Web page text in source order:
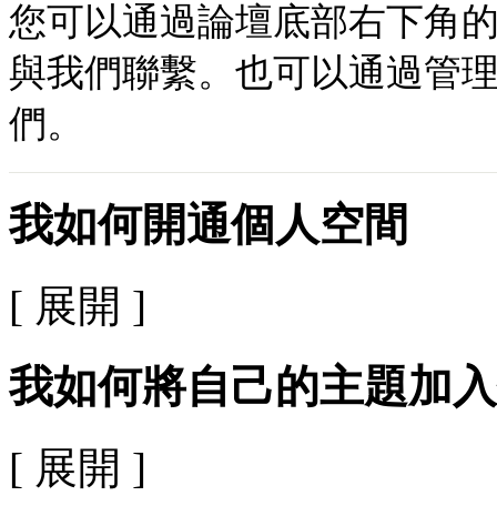
您可以通過論壇底部右下角
與我們聯繫。也可以通過管
們。
我如何開通個人空間
[ 展開 ]
我如何將自己的主題加
[ 展開 ]